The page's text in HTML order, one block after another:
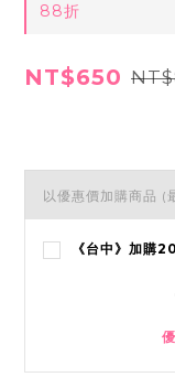
88折
NT$650
以優惠價加購商品 (
《台中》加購